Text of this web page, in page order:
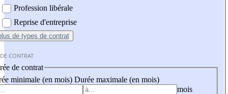
Profession libérale
Reprise d'entreprise
de types de contrat
CONTRAT
de contrat
minimale (en mois) Durée maximale (en mois)
mois